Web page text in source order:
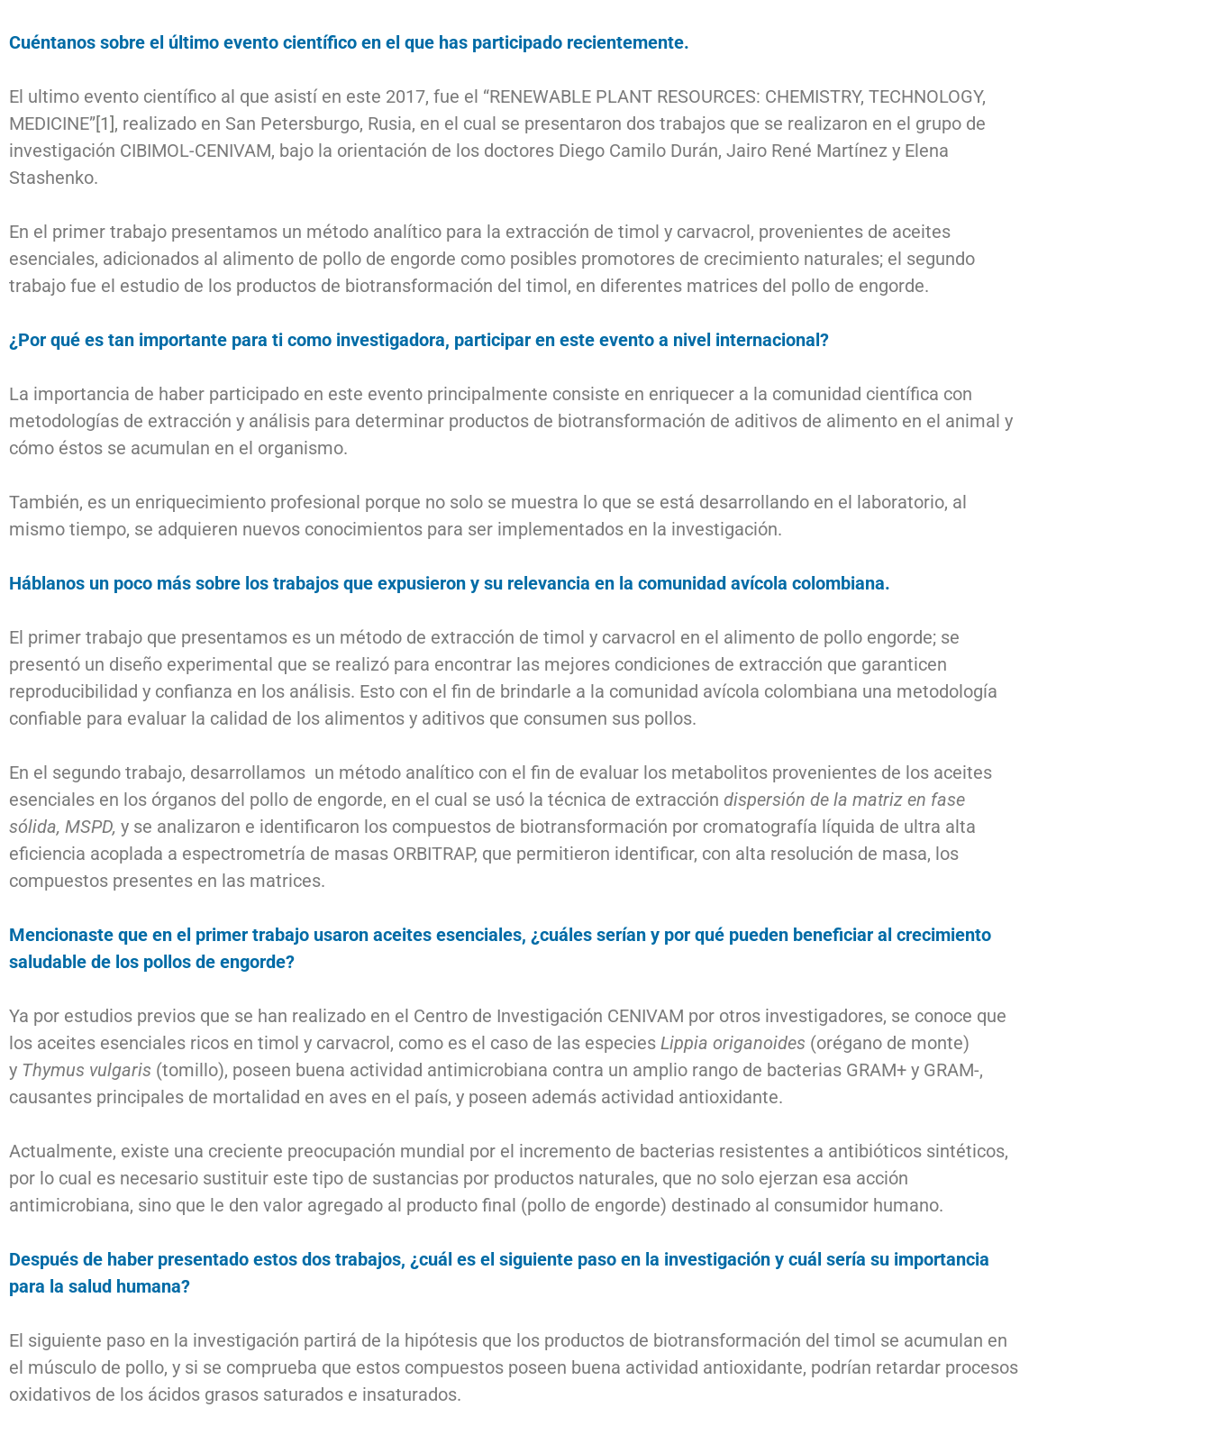
Cuéntanos sobre el último evento científico en el que has participado recientemente.
El ultimo evento científico al que asistí en este 2017, fue el “RENEWABLE PLANT RESOURCES: CHEMISTRY, TECHNOLOGY,
MEDICINE”[1], realizado en San Petersburgo, Rusia, en el cual se presentaron dos trabajos que se realizaron en el grupo de
investigación CIBIMOL-CENIVAM, bajo la orientación de los doctores Diego Camilo Durán, Jairo René Martínez y Elena
Stashenko.
En el primer trabajo presentamos un método analítico para la extracción de timol y carvacrol, provenientes de aceites
esenciales, adicionados al alimento de pollo de engorde como posibles promotores de crecimiento naturales; el segundo
trabajo fue el estudio de los productos de biotransformación del timol, en diferentes matrices del pollo de engorde.
¿Por qué es tan importante para ti como investigadora, participar en este evento a nivel internacional?
La importancia de haber participado en este evento principalmente consiste en enriquecer a la comunidad científica con
metodologías de extracción y análisis para determinar productos de biotransformación de aditivos de alimento en el animal y
cómo éstos se acumulan en el organismo.
También, es un enriquecimiento profesional porque no solo se muestra lo que se está desarrollando en el laboratorio, al
mismo tiempo, se adquieren nuevos conocimientos para ser implementados en la investigación.
Háblanos un poco más sobre los trabajos que expusieron y su relevancia en la comunidad avícola colombiana.
El primer trabajo que presentamos es un método de extracción de timol y carvacrol en el alimento de pollo engorde; se
presentó un diseño experimental que se realizó para encontrar las mejores condiciones de extracción que garanticen
reproducibilidad y confianza en los análisis. Esto con el fin de brindarle a la comunidad avícola colombiana una metodología
confiable para evaluar la calidad de los alimentos y aditivos que consumen sus pollos.
En el segundo trabajo, desarrollamos un método analítico con el fin de evaluar los metabolitos provenientes de los aceites
esenciales en los órganos del pollo de engorde, en el cual se usó la técnica de extracción dispersión de la matriz en fase
sólida, MSPD, y se analizaron e identificaron los compuestos de biotransformación por cromatografía líquida de ultra alta
eficiencia acoplada a espectrometría de masas ORBITRAP, que permitieron identificar, con alta resolución de masa, los
compuestos presentes en las matrices.
Mencionaste que en el primer trabajo usaron aceites esenciales, ¿cuáles serían y por qué pueden beneficiar al crecimiento
saludable de los pollos de engorde?
Ya por estudios previos que se han realizado en el Centro de Investigación CENIVAM por otros investigadores, se conoce que
los aceites esenciales ricos en timol y carvacrol, como es el caso de las especies Lippia origanoides (orégano de monte)
y Thymus vulgaris (tomillo), poseen buena actividad antimicrobiana contra un amplio rango de bacterias GRAM+ y GRAM-,
causantes principales de mortalidad en aves en el país, y poseen además actividad antioxidante.
Actualmente, existe una creciente preocupación mundial por el incremento de bacterias resistentes a antibióticos sintéticos,
por lo cual es necesario sustituir este tipo de sustancias por productos naturales, que no solo ejerzan esa acción
antimicrobiana, sino que le den valor agregado al producto final (pollo de engorde) destinado al consumidor humano.
Después de haber presentado estos dos trabajos, ¿cuál es el siguiente paso en la investigación y cuál sería su importancia
para la salud humana?
El siguiente paso en la investigación partirá de la hipótesis que los productos de biotransformación del timol se acumulan en
el músculo de pollo, y si se comprueba que estos compuestos poseen buena actividad antioxidante, podrían retardar procesos
oxidativos de los ácidos grasos saturados e insaturados.